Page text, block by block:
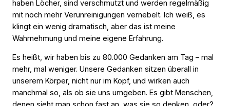
haben Löcher, sind verschmutzt und werden regelmäßig
mit noch mehr Verunreinigungen vernebelt. Ich weiß, es
klingt ein wenig dramatisch, aber das ist meine
Wahrnehmung und meine eigene Erfahrung.
Es heißt, wir haben bis zu 80.000 Gedanken am Tag – mal
mehr, mal weniger. Unsere Gedanken sitzen überall in
unserem Körper, nicht nur im Kopf, und wirken auch
manchmal so, als ob sie uns umgeben. Es gibt Menschen,